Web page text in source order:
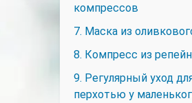
компрессов
7. Маска из
8. Компресс из
9. Регулярный уход
перхотью у